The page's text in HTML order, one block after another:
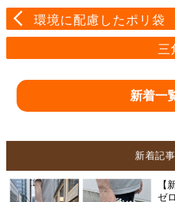
環境に配慮したポリ袋
三
新着一
新着記事
【
ゼ